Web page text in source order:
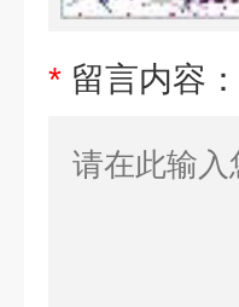
* 留言内容：